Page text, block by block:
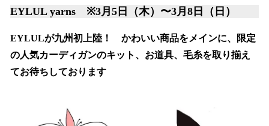
EYLUL yarns ※3月5日（木）〜3月8日（日）
EYLULが九州初上陸！ かわいい商品をメインに、限定
の人気カーディガンのキット、お道具、毛糸を取り揃え
てお待ちしております